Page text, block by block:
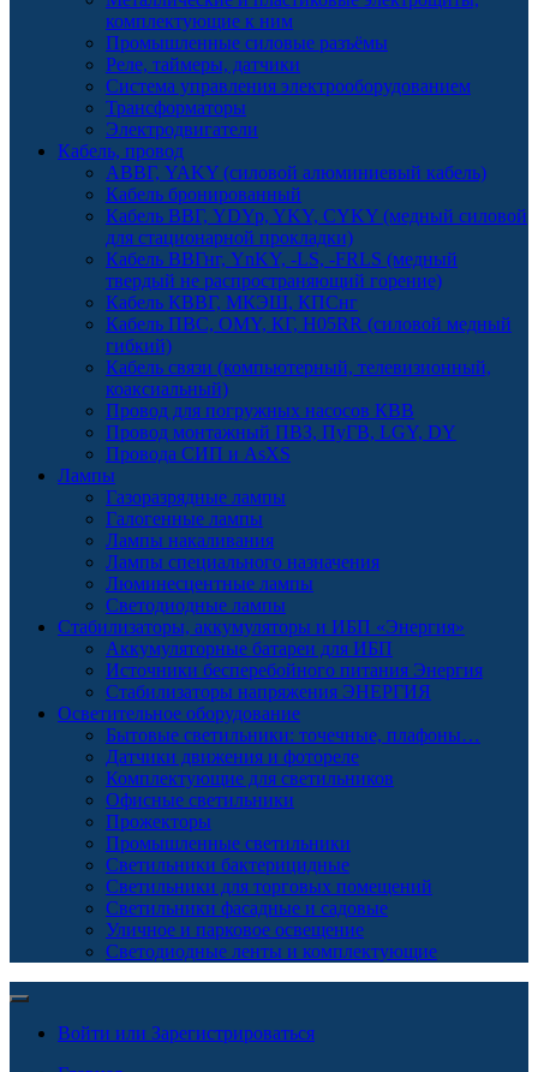
комплектующие к ним
Промышленные силовые разъёмы
Реле, таймеры, датчики
Система управления электрооборудованием
Трансформаторы
Электродвигатели
Кабель, провод
АВВГ, YAKY (силовой алюминиевый кабель)
Кабель бронированный
Кабель ВВГ, YDYp, YKY, CYKY (медный силовой
для стационарной прокладки)
Кабель ВВГнг, YnKY, -LS, -FRLS (медный
твердый не распространяющий горение)
Кабель КВВГ, МКЭШ, КПСнг
Кабель ПВС, OMY, КГ, H05RR (силовой медный
гибкий)
Кабель связи (компьютерный, телевизионный,
коаксиальный)
Провод для погружных насосов КВВ
Провод монтажный ПВЗ, ПуГВ, LGY, DY
Провода СИП и AsXS
Лампы
Газоразрядные лампы
Галогенные лампы
Лампы накаливания
Лампы специального назначения
Люминесцентные лампы
Светодиодные лампы
Стабилизаторы, аккумуляторы и ИБП «Энергия»
Аккумуляторные батареи для ИБП
Источники бесперебойного питания Энергия
Стабилизаторы напряжения ЭНЕРГИЯ
Осветительное оборудование
Бытовые светильники: точечные, плафоны…
Датчики движения и фотореле
Комплектующие для светильников
Офисные светильники
Прожекторы
Промышленные светильники
Светильники бактерицидные
Светильники для торговых помещений
Светильники фасадные и садовые
Уличное и парковое освещение
Светодиодные ленты и комплектующие
Войти или Зарегистрироваться